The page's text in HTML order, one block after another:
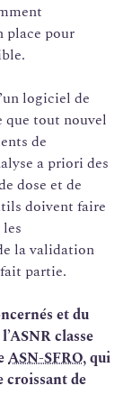
place pour
logiciel de
que tout nouvel
de
a priori des
dose et de
doivent faire
la validation
partie.
et du
classe
ASN-SFRO, qui
croissant de